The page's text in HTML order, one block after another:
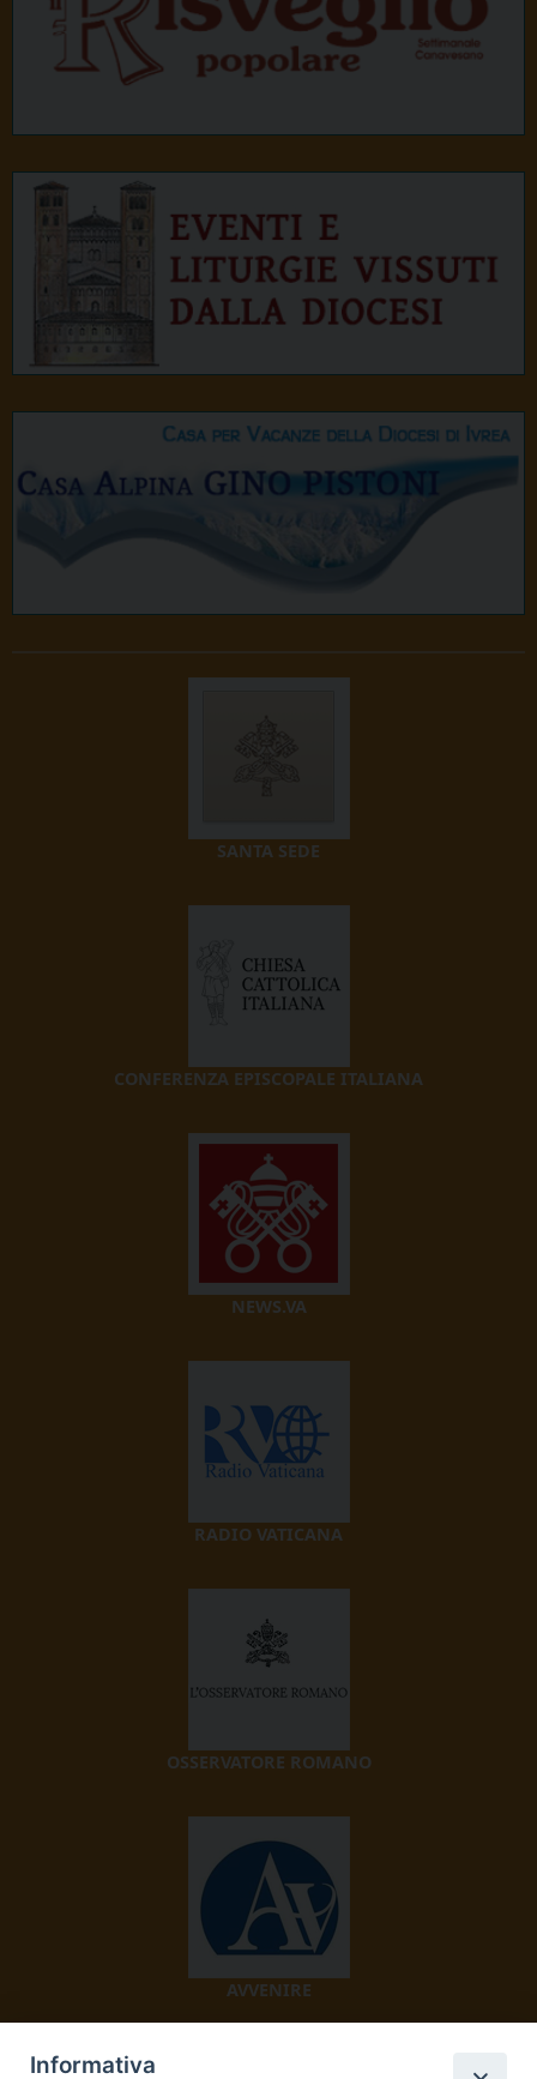
SANTA SEDE
CONFERENZA EPISCOPALE ITALIANA
NEWS.VA
RADIO VATICANA
OSSERVATORE ROMANO
AVVENIRE
Informativa